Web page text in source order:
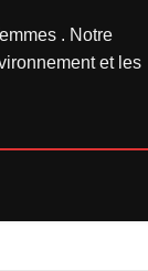
. Notre
et les